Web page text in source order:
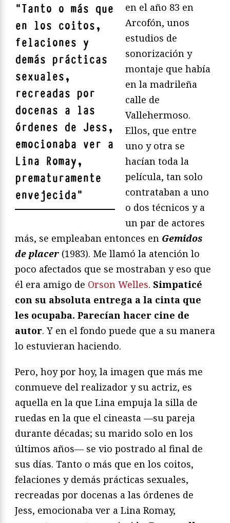
"Tanto o más que
en los coitos,
felaciones y
demás prácticas
sexuales,
recreadas por
docenas a las
órdenes de Jess,
emocionaba ver a
Lina Romay,
prematuramente
envejecida"
en el año 83 en
Arcofón, unos
estudios de
sonorización y
montaje que había
en la madrileña
calle de
Vallehermoso.
Ellos, que entre
uno y otra se
hacían toda la
película, tan solo
contrataban a uno
o dos técnicos y a
un par de actores
más, se empleaban entonces en Gemidos
de placer (1983). Me llamó la atención lo
poco afectados que se mostraban y eso que
él era amigo de Orson Welles. Simpaticé
con su absoluta entrega a la cinta que
les ocupaba. Parecían hacer cine de
autor. Y en el fondo puede que a su manera
lo estuvieran haciendo.
Pero, hoy por hoy, la imagen que más me
conmueve del realizador y su actriz, es
aquella en la que Lina empuja la silla de
ruedas en la que el cineasta —su pareja
durante décadas; su marido solo en los
últimos años— se vio postrado al final de
sus días. Tanto o más que en los coitos,
felaciones y demás prácticas sexuales,
recreadas por docenas a las órdenes de
Jess, emocionaba ver a Lina Romay,